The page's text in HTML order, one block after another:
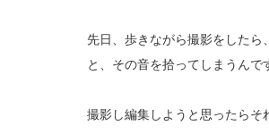
先日、歩きながら撮影をしたら
と、その音を拾ってしまうんで
撮影し編集しようと思ったら